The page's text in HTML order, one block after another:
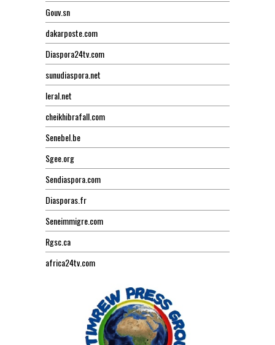
Gouv.sn
dakarposte.com
Diaspora24tv.com
sunudiaspora.net
leral.net
cheikhibrafall.com
Senebel.be
Sgee.org
Sendiaspora.com
Diasporas.fr
Seneimmigre.com
Rgsc.ca
africa24tv.com